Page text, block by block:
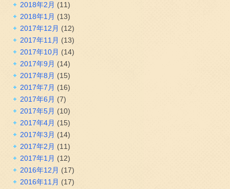
2018年2月 (11)
2018年1月 (13)
2017年12月 (12)
2017年11月 (13)
2017年10月 (14)
2017年9月 (14)
2017年8月 (15)
2017年7月 (16)
2017年6月 (7)
2017年5月 (10)
2017年4月 (15)
2017年3月 (14)
2017年2月 (11)
2017年1月 (12)
2016年12月 (17)
2016年11月 (17)